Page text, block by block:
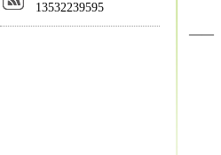
13532239595
——